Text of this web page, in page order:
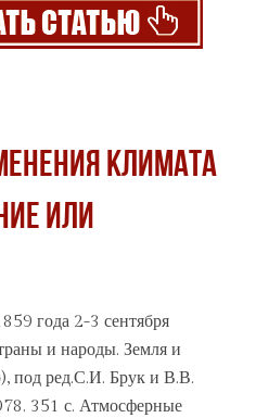
КЛИМАТА
ИЛИ
года 2-3 сентября
и народы. Земля и
под ред.С.И. Брук и В.В.
351 с. Атмосферные